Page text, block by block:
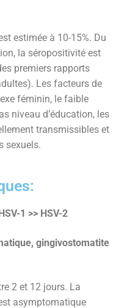
estimée à 10-15%. Du
la séropositivité est
premiers rapports
Les facteurs de
féminin, le faible
niveau d’éducation, les
transmissibles et
sexuels.
1 >> HSV-2
gingivostomatite
2 et 12 jours. La
asymptomatique